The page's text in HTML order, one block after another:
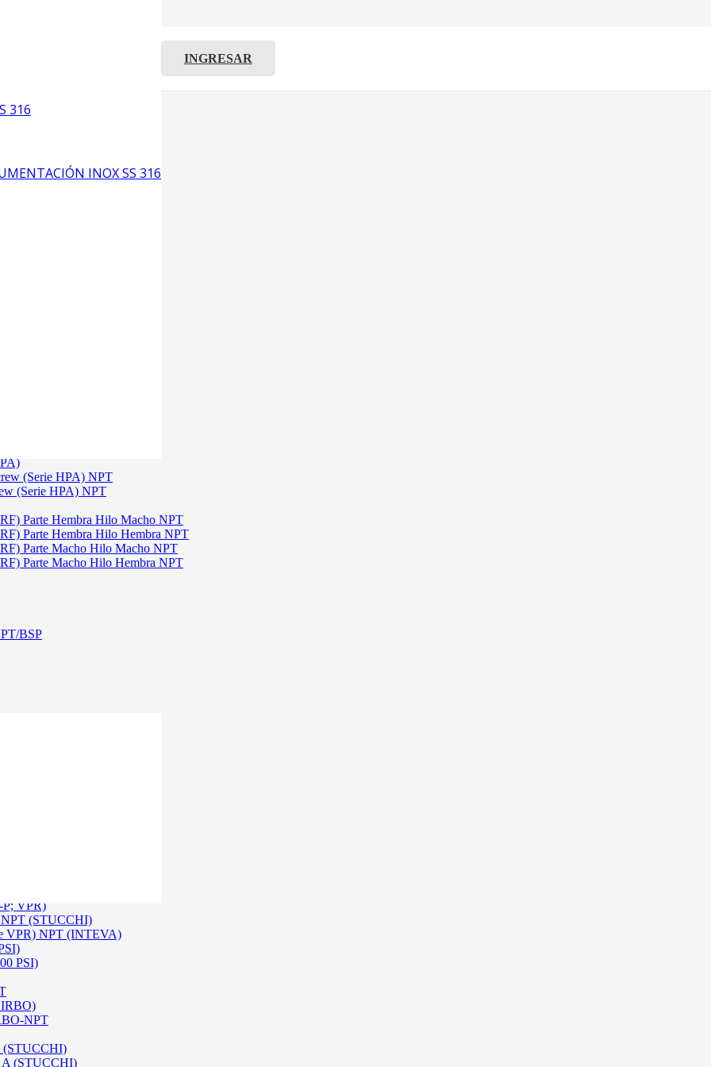
316
INOX SS 316
INGRESAR
(Serie HPA) NPT
(Serie HPA) NPT
Parte Hembra Hilo Macho NPT
Parte Hembra Hilo Hembra NPT
Parte Macho Hilo Macho NPT
Parte Macho Hilo Hembra NPT
BSP
P; VPR)
NPT (STUCCHI)
VPR) NPT (INTEVA)
PSI)
IRBO)
NPT
(STUCCHI)
A (STUCCHI)